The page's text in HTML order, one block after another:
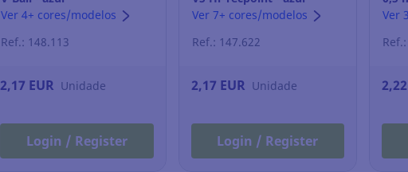
Ver 4+ cores/modelos
Ref.: 148.113
2,17 EUR Unidade
Login / Register
Ver 7+ cores/modelos
Ref.: 147.622
2,17 EUR Unidade
Login / Register
Ver